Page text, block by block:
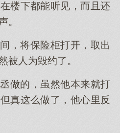
楼下都能听见，而且还
。
，将保险柜打开，取出
被人为毁约了。
做的，虽然他本来就打
真这么做了，他心里反